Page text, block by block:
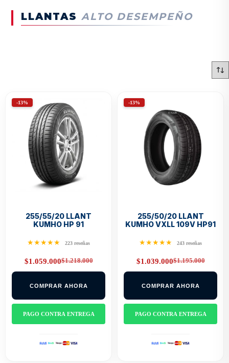
LLANTAS ALTO DESEMPEÑO
-13%
255/55/20 LLANT
KUMHO HP 91
★★★★★ 223 reseñas
$1.218.000
Original
price
$1.218.000.
$1.059.000Current
price
$1.059.000.
COMPRAR AHORA
PAGO CONTRA ENTREGA
-13%
255/50/20 LLANT
KUMHO VXLL 109V HP91
★★★★★ 243 reseñas
$1.195.000
Original
price
$1.195.000.
$1.039.000Current
price
$1.039.000.
COMPRAR AHORA
PAGO CONTRA ENTREGA